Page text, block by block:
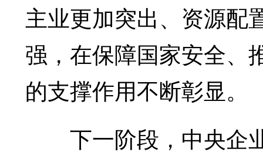
主业更加突出、资源配
强，在保障国家安全、
的支撑作用不断彰显。
下一阶段，中央企